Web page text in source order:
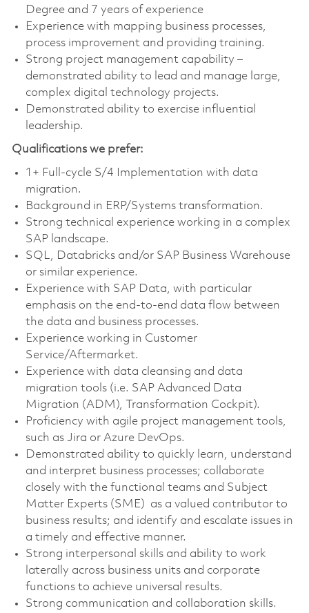
Degree and 7 years of experience
Experience with mapping business processes,
process improvement and providing training.
Strong project management capability –
demonstrated ability to lead and manage large,
complex digital technology projects.
Demonstrated ability to exercise influential
leadership.
Qualifications we prefer:
1+ Full-cycle S/4 Implementation with data
migration.
Background in ERP/Systems transformation.
Strong technical experience working in a complex
SAP landscape.
SQL, Databricks and/or SAP Business Warehouse
or similar experience.
Experience with SAP Data, with particular
emphasis on the end-to-end data flow between
the data and business processes.
Experience working in Customer
Service/Aftermarket.
Experience with data cleansing and data
migration tools (i.e. SAP Advanced Data
Migration (ADM), Transformation Cockpit).
Proficiency with agile project management tools,
such as Jira or Azure DevOps.
Demonstrated ability to quickly learn, understand
and interpret business processes; collaborate
closely with the functional teams and Subject
Matter Experts (SME) as a valued contributor to
business results; and identify and escalate issues in
a timely and effective manner.
Strong interpersonal skills and ability to work
laterally across business units and corporate
functions to achieve universal results.
Strong communication and collaboration skills.